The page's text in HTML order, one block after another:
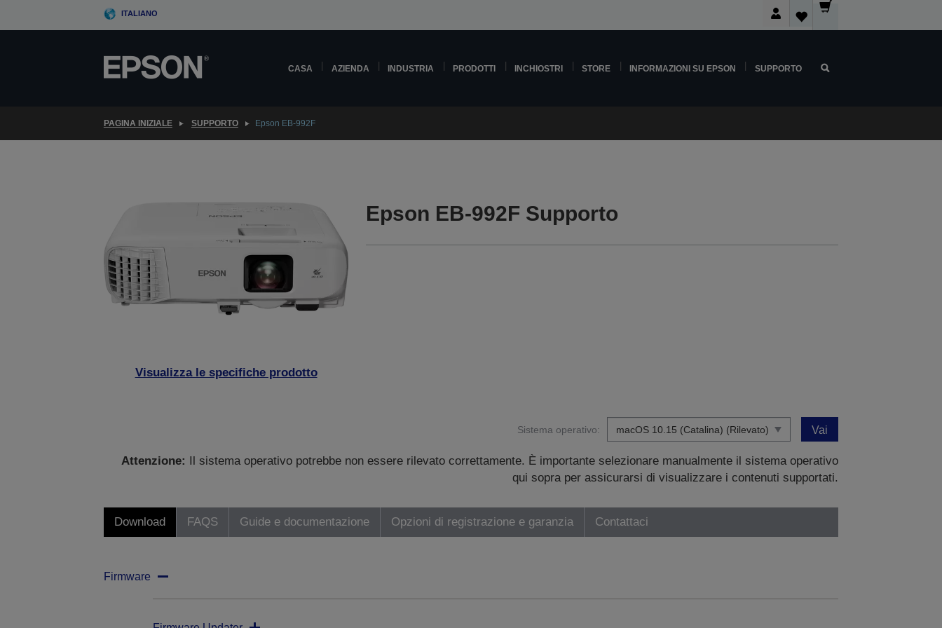
ITALIANO
CASA AZIENDA INDUSTRIA PRODOTTI INCHIOSTRI STORE INFORMAZIONI SU EPSON SUPPORTO
PAGINA INIZIALE SUPPORTO Epson EB-992F
Visualizza le specifiche prodotto
Epson EB-992F Supporto
Sistema operativo: Vai
Attenzione:
Il sistema operativo potrebbe non essere rilevato correttamente. È importante selezionare manualmente il sistema operativo
qui sopra per assicurarsi di visualizzare i contenuti supportati.
Download FAQS Guide e documentazione Opzioni di registrazione e garanzia Contattaci
Firmware